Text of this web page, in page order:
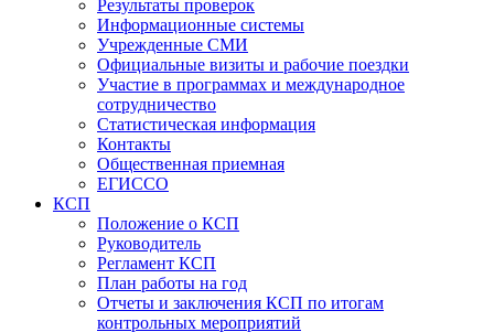
Результаты проверок
Информационные системы
Учрежденные СМИ
Официальные визиты и рабочие поездки
Участие в программах и международное
сотрудничество
Статистическая информация
Контакты
Общественная приемная
ЕГИССО
КСП
Положение о КСП
Руководитель
Регламент КСП
План работы на год
Отчеты и заключения КСП по итогам
контрольных мероприятий